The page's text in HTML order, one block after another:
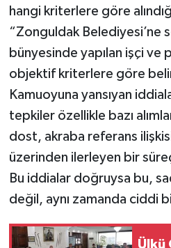
hangi kriterlere göre
“Zonguldak Belediyesi’ne
bünyesinde yapılan işçi ve
objektif kriterlere göre
Kamuoyuna yansıyan
tepkiler özellikle bazı
dost, akraba referans ilişkisi
üzerinden ilerleyen bir
Bu iddialar doğruysa bu,
değil, aynı zamanda ciddi
Ülkü